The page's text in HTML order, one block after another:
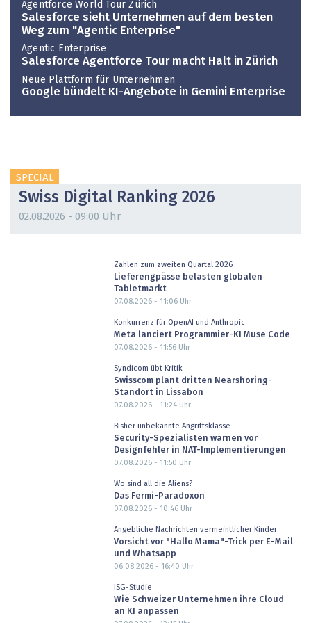
Agentforce World Tour Zürich
Salesforce sieht Unternehmen auf dem besten
Weg zum "Agentic Enterprise"
Agentic Enterprise
Salesforce Agentforce Tour macht Halt in Zürich
Neue Plattform für Unternehmen
Google bündelt KI-Angebote in Gemini Enterprise
SPECIAL
Swiss Digital Ranking 2026
02.08.2026 - 09:00 Uhr
Zahlen zum zweiten Quartal 2026
Lieferengpässe belasten globalen
Tabletmarkt
07.08.2026 - 11:06Uhr
Konkurrenz für OpenAI und Anthropic
Meta lanciert Programmier-KI Muse Code
07.08.2026 - 11:56Uhr
Syndicom übt Kritik
Swisscom plant dritten Nearshoring-
Standort in Lissabon
07.08.2026 - 11:24Uhr
Bisher unbekannte Angriffsklasse
Security-Spezialisten warnen vor
Designfehler in NAT-Implementierungen
07.08.2026 - 11:50 Uhr
Wo sind all die Aliens?
Das Fermi-Paradoxon
07.08.2026 - 10:46Uhr
Angebliche Nachrichten vermeintlicher Kinder
Vorsicht vor "Hallo Mama"-Trick per E-Mail
und Whatsapp
06.08.2026 - 16:40 Uhr
ISG-Studie
Wie Schweizer Unternehmen ihre Cloud
an KI anpassen